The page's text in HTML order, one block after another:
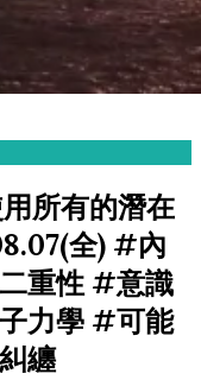
所有的潛在
全) #內
重性 #意識
力學 #可能
纏